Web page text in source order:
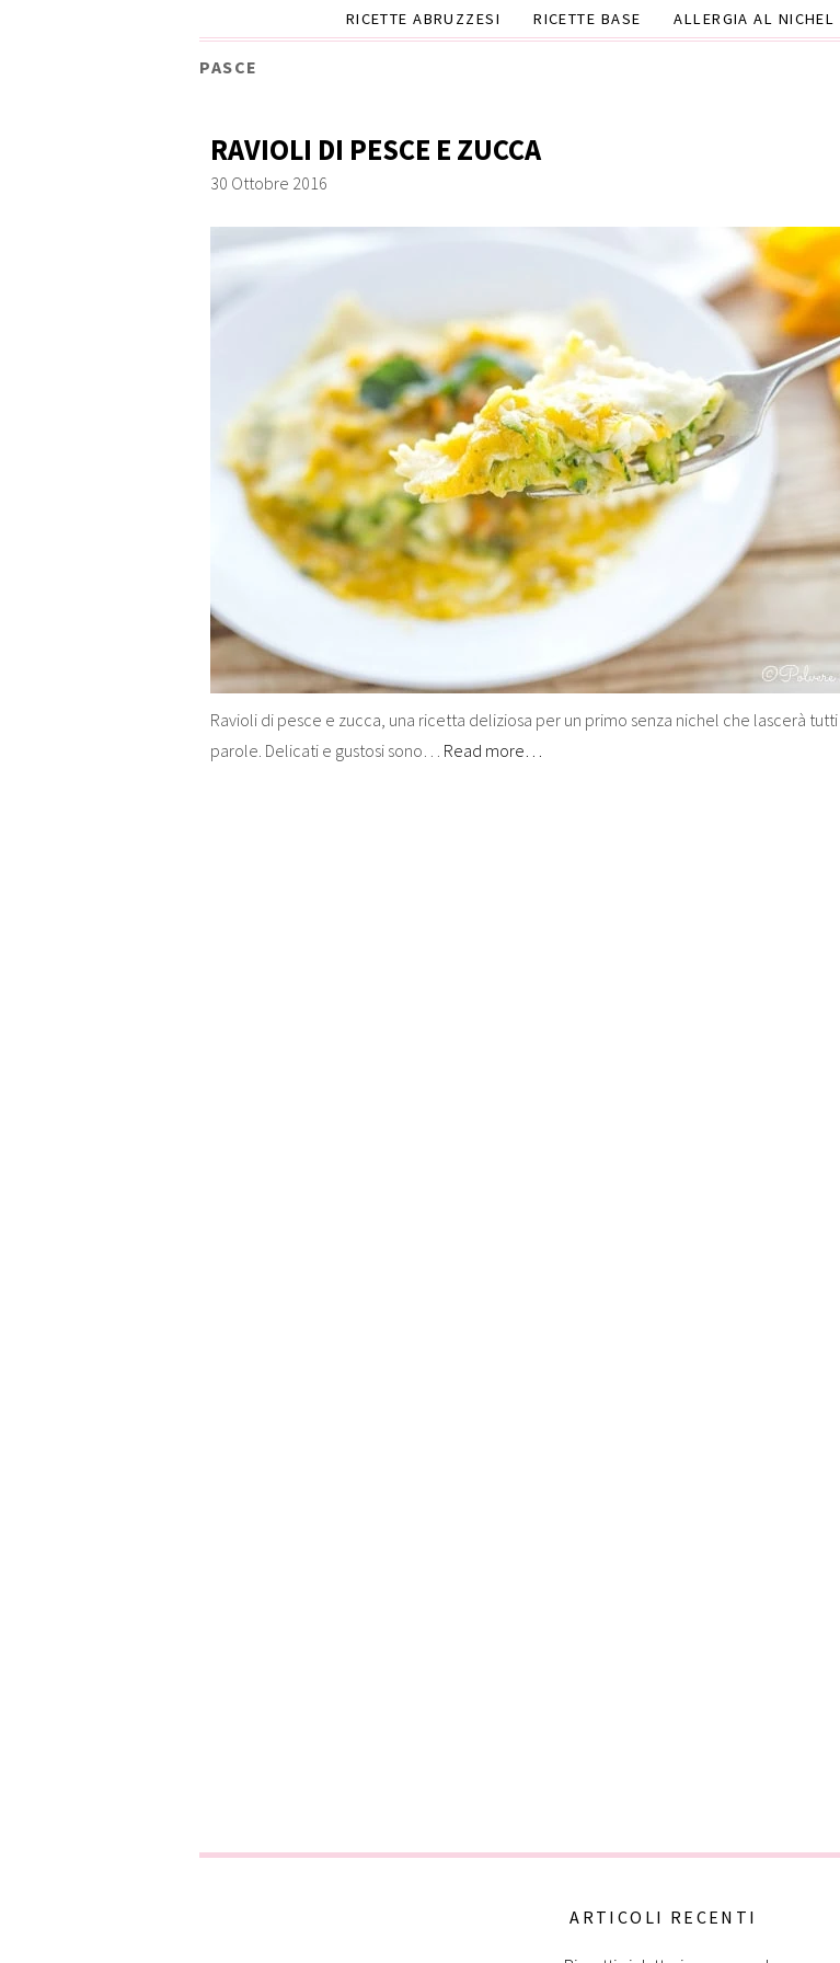
RICETTE ABRUZZESI
RICETTE BASE ALLERGIA AL NICHEL
PASCE
RAVIOLI DI PESCE E ZUCCA
30 Ottobre 2016
Ravioli di pesce e zucca, una ricetta deliziosa per un primo senza nichel che lascerà tutti
parole. Delicati e gustosi sono… Read more…
ARTICOLI RECENTI